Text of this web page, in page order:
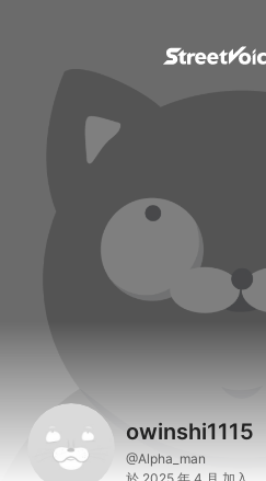
owinshi1115
@Alpha_man